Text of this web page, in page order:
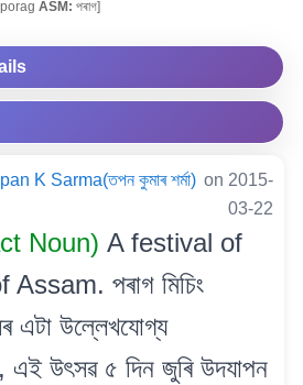
porag ASM: পৰাগ]
K Sarma(তপন কুমাৰ শৰ্মা) on 2015-
03-22
Noun) A festival of
পৰাগ মিচিং
এটা উল্লেখযোগ্য
এই উৎসৱ ৫ দিন জুৰি উদযাপন